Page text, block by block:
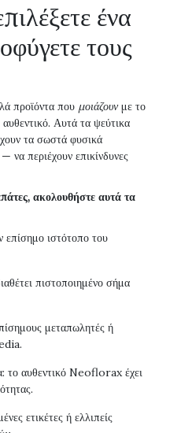
ένα
τους
προϊόντα που μοιάζουνμε το
Αυτά τα ψεύτικα
τα σωστά φυσικά
να περιέχουν επικίνδυνες
ακολουθήστε αυτά τα
ιστότοπο του
πιστοποιημένο σήμα
μεταπωλητές ή
το αυθεντικό Neoflorax έχει
ετικέτες ή ελλιπείς